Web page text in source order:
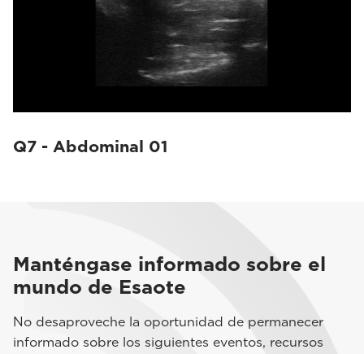
Q7 - Abdominal 01
Manténgase informado sobre el
mundo de Esaote
No desaproveche la oportunidad de permanecer
informado sobre los siguientes eventos, recursos